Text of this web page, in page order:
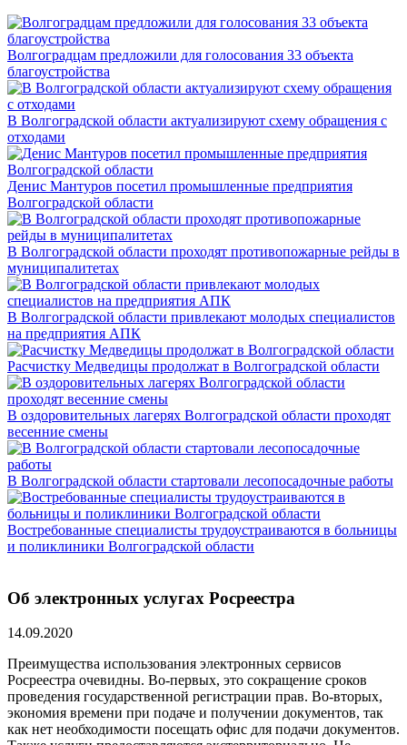
Волгоградцам предложили для голосования 33 объекта
благоустройства
В Волгоградской области актуализируют схему обращения с
отходами
Денис Мантуров посетил промышленные предприятия
Волгоградской области
В Волгоградской области проходят противопожарные рейды в
муниципалитетах
В Волгоградской области привлекают молодых специалистов
на предприятия АПК
Расчистку Медведицы продолжат в Волгоградской области
В оздоровительных лагерях Волгоградской области проходят
весенние смены
В Волгоградской области стартовали лесопосадочные работы
Востребованные специалисты трудоустраиваются в больницы
и поликлиники Волгоградской области
Об электронных услугах Росреестра
14.09.2020
Преимущества использования электронных сервисов
Росреестра очевидны. Во-первых, это сокращение сроков
проведения государственной регистрации прав. Во-вторых,
экономия времени при подаче и получении документов, так
как нет необходимости посещать офис для подачи документов.